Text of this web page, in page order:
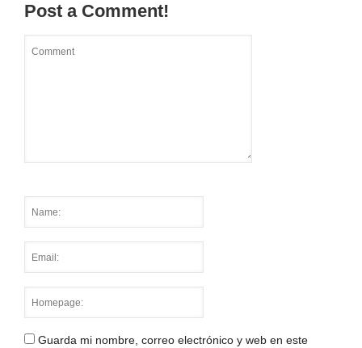
Post a Comment!
Guarda mi nombre, correo electrónico y web en este